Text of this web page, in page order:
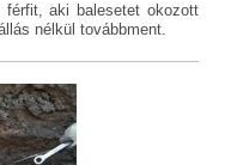
aki balesetet okozott
nélkül továbbment.